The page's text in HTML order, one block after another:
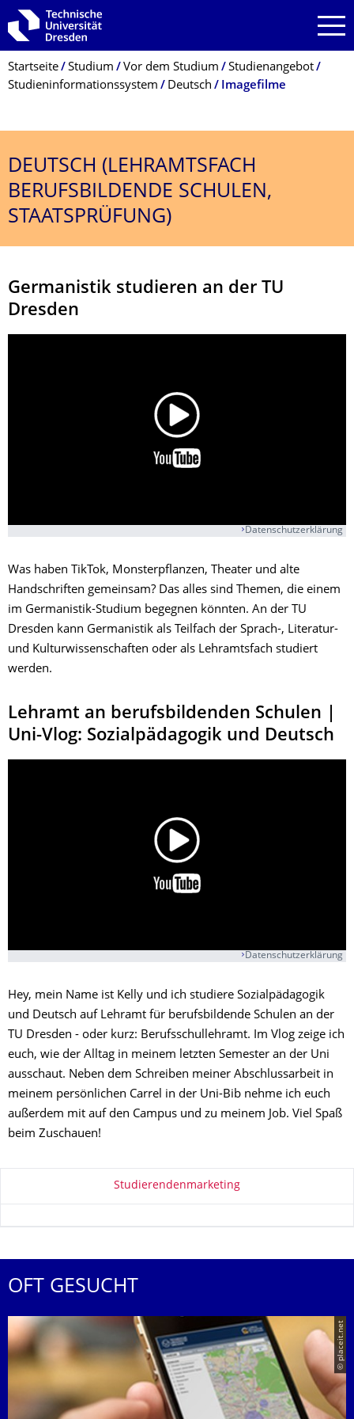
Zur Hauptnavigation springen
Zur Suche springen
Zum Inhalt springen
Breadcrumb-Menü
Startseite Studium Vor dem Studium
Studienangebot
Studieninformationssystem
Deutsch Imagefilme
DEUTSCH (LEHRAMTSFACH
BERUFSBILDENDE SCHULEN,
STAATSPRÜFUNG)
Germanistik studieren an der TU
Dresden
Datenschutzerklärung
Was haben TikTok, Monsterpflanzen, Theater und alte
Handschriften gemeinsam? Das alles sind Themen, die einem
im Germanistik-Studium begegnen könnten. An der TU
Dresden kann Germanistik als Teilfach der Sprach-, Literatur-
und Kulturwissenschaften oder als Lehramtsfach studiert
werden.
Lehramt an berufsbildenden Schulen |
Uni-Vlog: Sozialpädagogik und Deutsch
Datenschutzerklärung
Hey, mein Name ist Kelly und ich studiere Sozialpädagogik
und Deutsch auf Lehramt für berufsbildende Schulen an der
TU Dresden - oder kurz: Berufsschullehramt. Im Vlog zeige ich
euch, wie der Alltag in meinem letzten Semester an der Uni
ausschaut. Neben dem Schreiben meiner Abschlussarbeit in
meinem persönlichen Carrel in der Uni-Bib nehme ich euch
außerdem mit auf den Campus und zu meinem Job. Viel Spaß
beim Zuschauen!
Zu dieser SeiteStudierendenmarketing
OFT GESUCHT
© placeit.net